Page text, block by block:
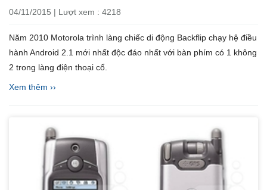
04/11/2015 | Lượt xem : 4218
Năm 2010 Motorola trình làng chiếc di động Backflip chạy hệ điều
hành Android 2.1 mới nhất độc đáo nhất với bàn phím có 1 không
2 trong làng điện thoại cổ.
Xem thêm ››